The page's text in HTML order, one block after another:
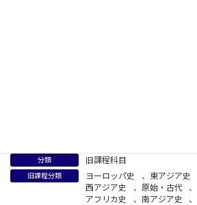
分類 旧課程科目
旧課程分類 ヨーロッパ史 、 東アジア史
西アジア史
、 原始・古代 、
アフリカ史
、 南アジア史 、